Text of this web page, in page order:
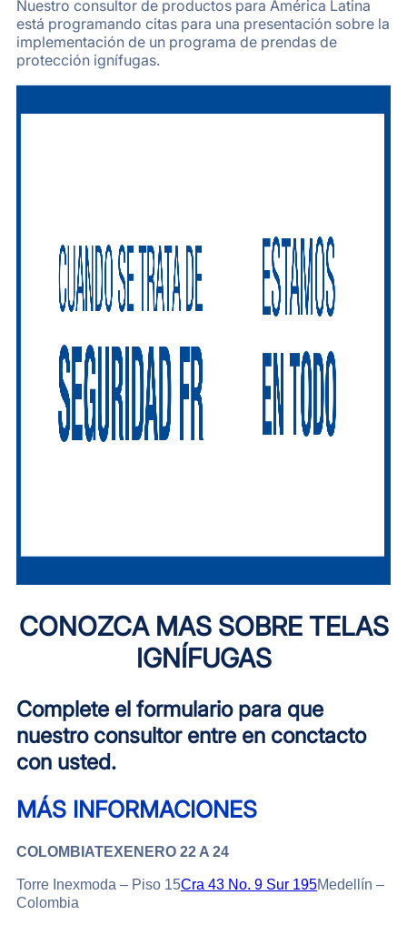
Nuestro consultor de productos para América Latina
está programando citas para una presentación sobre la
implementación de un programa de prendas de
protección ignífugas.
CONOZCA MAS SOBRE TELAS
IGNÍFUGAS
Complete el formulario para que
nuestro consultor entre en conctacto
con usted.
MÁS INFORMACIONES
COLOMBIATEX ENERO 22 A 24
Torre Inexmoda – Piso 15Cra 43 No. 9 Sur 195Medellín –
Colombia